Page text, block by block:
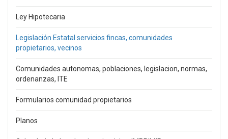
Ley Hipotecaria
Legislación Estatal servicios fincas, comunidades
propietarios, vecinos
Comunidades autonomas, poblaciones, legislacion, normas,
ordenanzas, ITE
Formularios comunidad propietarios
Planos